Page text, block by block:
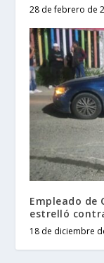
28 de febrero de
Empleado de
estrelló
18 de diciembre